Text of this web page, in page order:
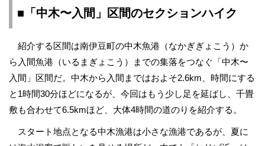
■「中木〜入間」区間のセクションハイク
紹介する区間は南伊豆町の中木魚港（なかぎぎょこう）か
ら入間魚港（いるまぎょこう）までの集落をつなぐ「中木〜
入間」区間だ。中木から入間まではおよそ2.6km、時間にする
と1時間30分ほどになるが、今回はもう少し足を延ばし、千畳
敷も合わせて6.5kmほど、大体4時間の道のりを紹介する。
スタート地点となる中木漁港は小さな漁港であるが、夏に